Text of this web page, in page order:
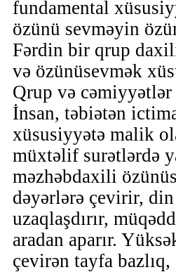
fundamental
özünü sevməyin
Fərdin bir qrup
və özünüsevmək
Qrup və
İnsan, təbiətən
xüsusiyyətə malik
müxtəlif surətlərdə
məzhəbdaxili
dəyərlərə çevirir, din
uzaqlaşdırır,
aradan aparır.
çevirən tayfa